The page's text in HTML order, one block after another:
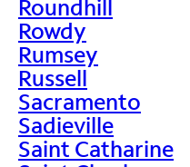
Roundhill
Rowdy
Rumsey
Russell
Sacramento
Sadieville
Saint Catharine